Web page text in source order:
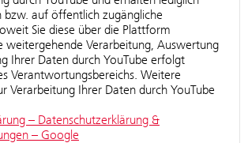
auf öffentlich zugängliche
Sie diese über die Plattform
weitergehende Verarbeitung, Auswertung
Ihrer Daten durch YouTube erfolgt
Verantwortungsbereichs. Weitere
Verarbeitung Ihrer Daten durch YouTube
– Datenschutzerklärung &
– Google